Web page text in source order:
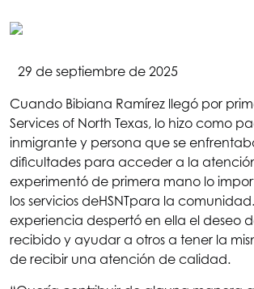
deHSNT
Bibiana
Ramírez
29 de septiembre de 2025
Cuando Bibiana Ramírez llegó por
Services of North Texas, lo hizo como
inmigrante y persona que se
dificultades para acceder a la
experimentó de primera mano lo
los servicios deHSNTpara la comunidad.
experiencia despertó en ella el deseo
recibido y ayudar a otros a tener la
de recibir una atención de calidad.